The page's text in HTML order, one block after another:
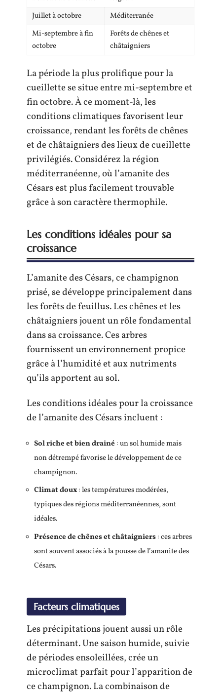
Juillet à octobre
Méditerranée
Mi-septembre à fin
octobre
Forêts de chênes et
châtaigniers
La période la plus prolifique pour la
cueillette se situe entre mi-septembre et
fin octobre. À ce moment-là, les
conditions climatiques favorisent leur
croissance, rendant les forêts de chênes
et de châtaigniers des lieux de cueillette
privilégiés. Considérez la région
méditerranéenne, où l’amanite des
Césars est plus facilement trouvable
grâce à son caractère thermophile.
Les conditions idéales pour sa
croissance
L’amanite des Césars, ce champignon
prisé, se développe principalement dans
les forêts de feuillus. Les chênes et les
châtaigniers jouent un rôle fondamental
dans sa croissance. Ces arbres
fournissent un environnement propice
grâce à l’humidité et aux nutriments
qu’ils apportent au sol.
Les conditions idéales pour la croissance
de l’amanite des Césars incluent :
Sol riche et bien drainé : un sol humide mais
non détrempé favorise le développement de ce
champignon.
Climat doux: les températures modérées,
typiques des régions méditerranéennes, sont
idéales.
Présence de chênes et châtaigniers: ces arbres
sont souvent associés à la pousse de l’amanite des
Césars.
Facteurs climatiques
Les précipitations jouent aussi un rôle
déterminant. Une saison humide, suivie
de périodes ensoleillées, crée un
microclimat parfait pour l’apparition de
ce champignon. La combinaison de